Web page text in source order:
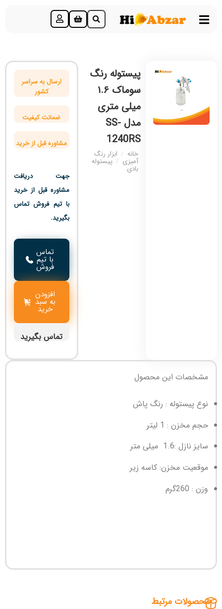
پیستوله رنگ
سوماک ۱.۶
میلی متری
مدل SS-
1240RS
خانه / ابزار رنگ
آمیزی / پیستوله
بادی
ارسال به سراسر
کشور
ضمانت کیفیت
مشاوره قبل از خرید
جهت دریافت
مشاوره قبل از خرید
با تیم فروش تماس
بگیرید.
تماس
با تیم
فروش
افزودن
به سبد
خرید
تماس بگیرید
مشخصات این محصول
نوع پیستوله : رنگ پاش
حجم مخزن : 1 لیتر
سایز نازل :1.6 میلی متر
موقعیت مخزن: کاسه زیر
وزن : 260گرم
محصولات مرتبط